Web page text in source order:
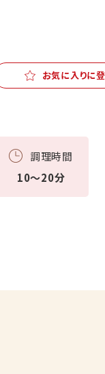
お気に入りに
調理時間
10～20分